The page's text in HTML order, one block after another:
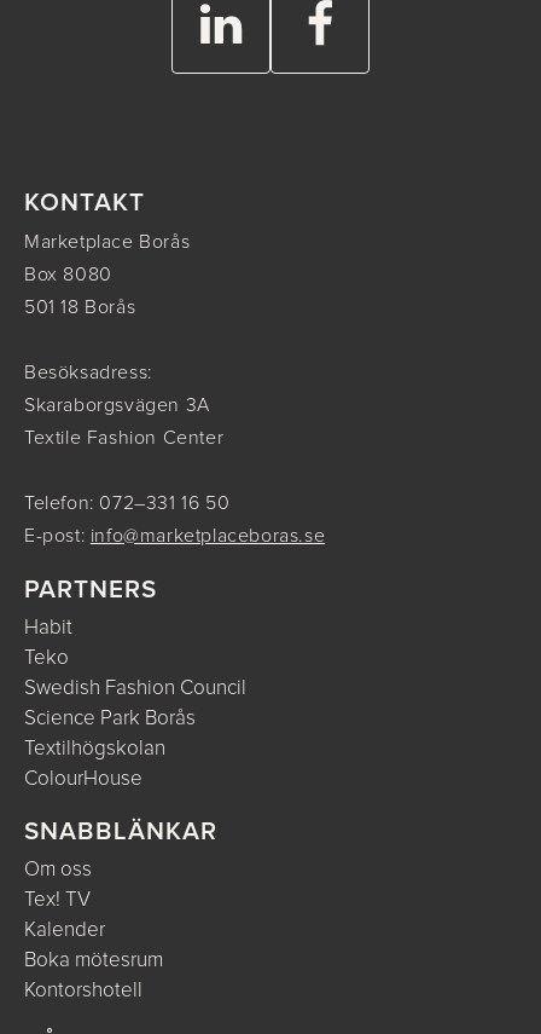
KONTAKT
Marketplace Borås
Box 8080
501 18 Borås
Besöksadress:
Skaraborgsvägen 3A
Textile Fashion Center
Telefon: 072–331 16 50
E-post: info@marketplaceboras.se
PARTNERS
Habit
Teko
Swedish Fashion Council
Science Park Borås
Textilhögskolan
ColourHouse
SNABBLÄNKAR
Om oss
Tex! TV
Kalender
Boka mötesrum
Kontorshotell